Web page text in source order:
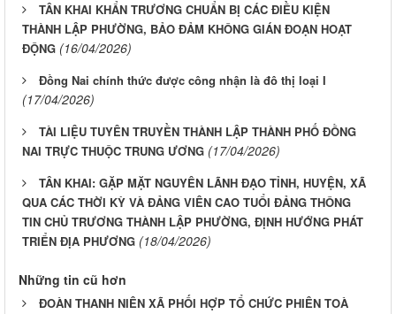
TÂN KHAI KHẨN TRƯƠNG CHUẨN BỊ CÁC ĐIỀU KIỆN
THÀNH LẬP PHƯỜNG, BẢO ĐẢM KHÔNG GIÁN ĐOẠN HOẠT
ĐỘNG (16/04/2026)
Đồng Nai chính thức được công nhận là đô thị loại I
(17/04/2026)
TÀI LIỆU TUYÊN TRUYỀN THÀNH LẬP THÀNH PHỐ ĐỒNG
NAI TRỰC THUỘC TRUNG ƯƠNG (17/04/2026)
TÂN KHAI: GẶP MẶT NGUYÊN LÃNH ĐẠO TỈNH, HUYỆN, XÃ
QUA CÁC THỜI KỲ VÀ ĐẢNG VIÊN CAO TUỔI ĐẢNG THÔNG
TIN CHỦ TRƯƠNG THÀNH LẬP PHƯỜNG, ĐỊNH HƯỚNG PHÁT
TRIỂN ĐỊA PHƯƠNG (18/04/2026)
Những tin cũ hơn
ĐOÀN THANH NIÊN XÃ PHỐI HỢP TỔ CHỨC PHIÊN TOÀ